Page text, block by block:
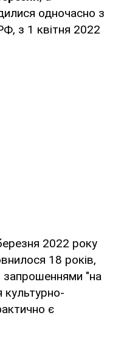
одночасно з
з 1 квітня 2022
2022 року
18 років,
запрошеннями "на
культурно-
є